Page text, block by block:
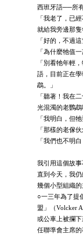
西班牙語──所
「我老了，已
就給我旁邊那隻
「好的，不過
「為什麼牠值
「別看牠年輕
語，目前正在
鵡。」
「聽著！我在
光混濁的老鸚鵡
「我明白，但
「那樣的老傢
「我們也不明
我引用這個故事
直到今天，我
幾個小型組織
○一三年為了提
盟」（Volcker
或公車上被攔
任聯準會主席